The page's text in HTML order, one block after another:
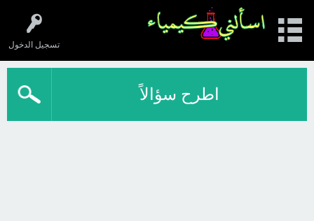
تسجيل الدخول
اطرح سؤالاً